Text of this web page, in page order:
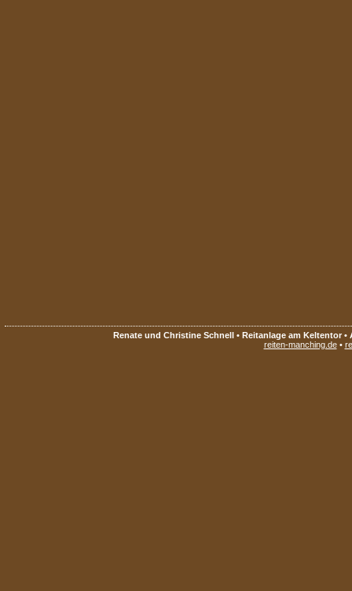
Renate und Christine Schnell • Reitanlage am Keltentor •
reiten-manching.de•